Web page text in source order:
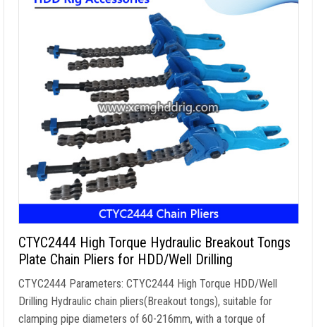
CTYC2444 High Torque Hydraulic Breakout Tongs
Plate Chain Pliers for HDD/Well Drilling
CTYC2444 Parameters: CTYC2444 High Torque HDD/Well
Drilling Hydraulic chain pliers(Breakout tongs), suitable for
clamping pipe diameters of 60-216mm, with a torque of